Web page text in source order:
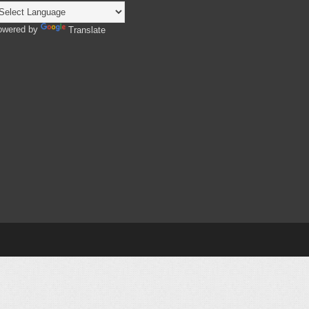
by Translate